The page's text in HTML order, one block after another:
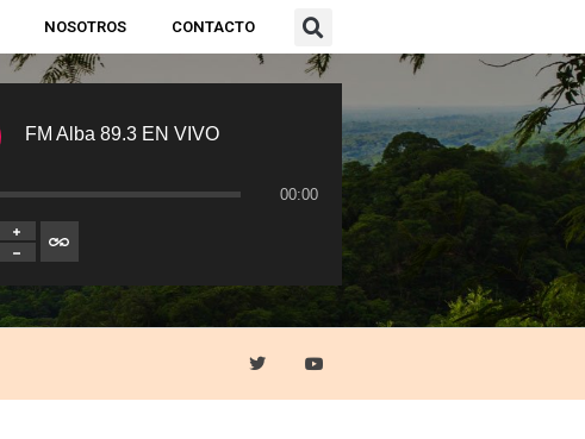
NOSOTROS CONTACTO
FM Alba 89.3 EN VIVO
00:00